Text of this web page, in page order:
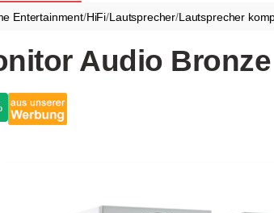
Entertainment/HiFi/Lautsprecher/Lautsprecher
Audio